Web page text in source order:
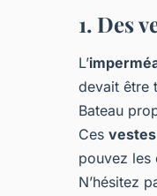
1. Des
L’
devait être
Bateau
Ces vestes
pouvez les
N’hésitez